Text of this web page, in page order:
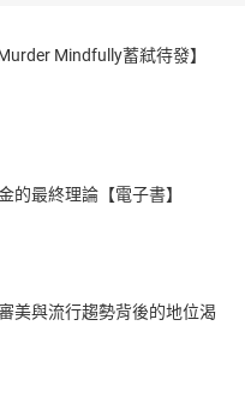
Mindfully蓄弒待發】
的最終理論【電子書】
美與流行趨勢背後的地位渴